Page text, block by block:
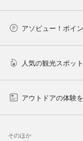
アソビュー！ポイ
人気の観光スポッ
アウトドアの体験
そのほか